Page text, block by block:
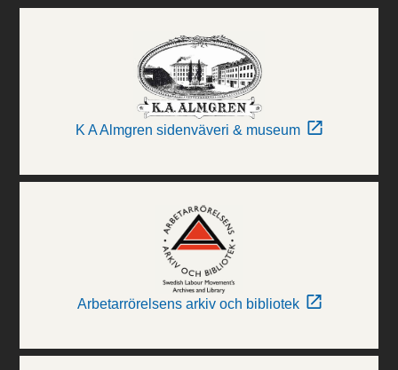
K A Almgren sidenväveri & museum
Arbetarrörelsens arkiv och bibliotek